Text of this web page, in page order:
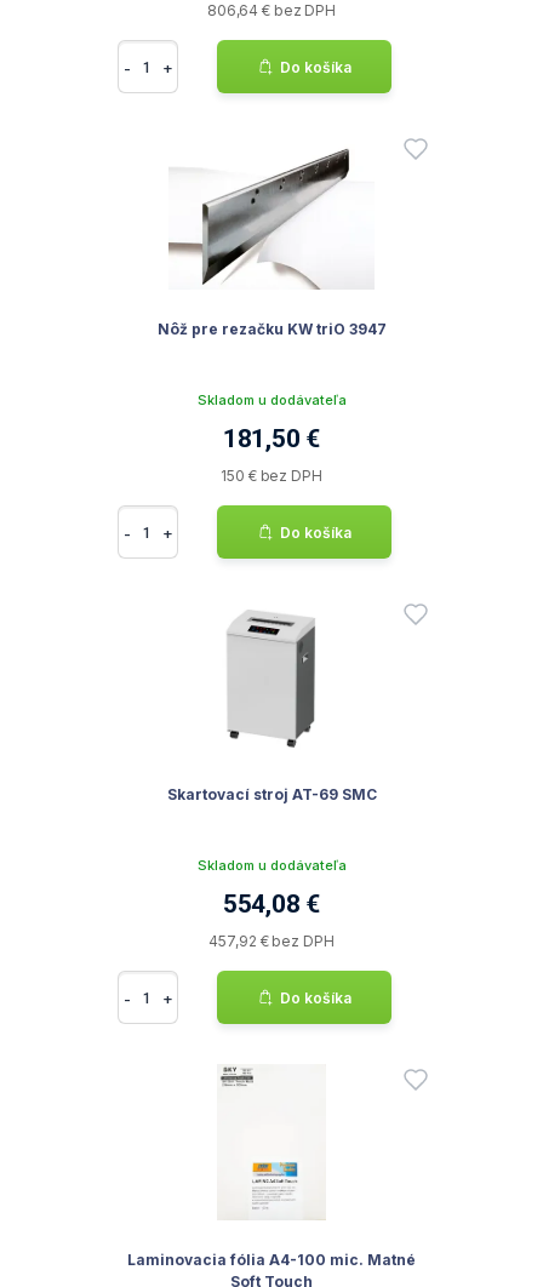
806,64 € bez DPH
- + Do košíka
Nôž pre rezačku KW triO 3947
Skladom u dodávateľa
181,50 €
150 € bez DPH
- + Do košíka
Skartovací stroj AT-69 SMC
Skladom u dodávateľa
554,08 €
457,92 € bez DPH
- + Do košíka
Laminovacia fólia A4-100 mic. Matné
Soft Touch